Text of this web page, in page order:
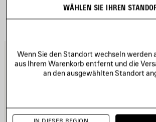
WÄHLEN SIE IHREN
Wenn Sie den Standort wechseln werden
aus Ihrem Warenkorb entfernt und die
an den ausgewählten Standort
IN DIESER REGION